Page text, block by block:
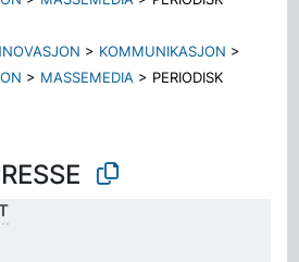
> KOMMUNIKASJON >
> MASSEMEDIA > PERIODISK